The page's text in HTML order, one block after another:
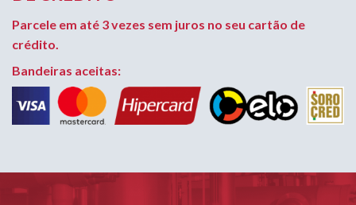
Parcele em até 3 vezes sem juros no seu cartão de
crédito.
Bandeiras aceitas: